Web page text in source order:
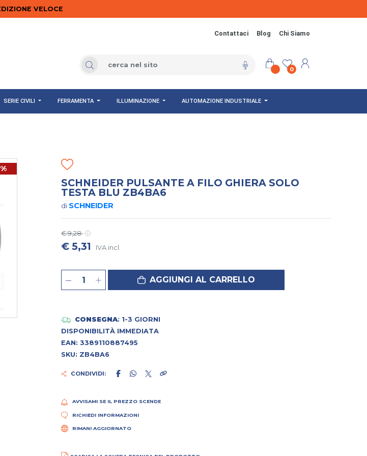
VELOCE
Contattaci Blog Chi Siamo
0
SERIE CIVILI FERRAMENTA ILLUMINAZIONE AUTOMAZIONE INDUSTRIALE
SCHNEIDER PULSANTE A FILO GHIERA SOLO
TESTA BLU ZB4BA6
di SCHNEIDER
€ 9,28
€ 5,31 IVA incl.
AGGIUNGI AL CARRELLO
CONSEGNA: 1-3 GIORNI
DISPONIBILITÀ IMMEDIATA
EAN: 3389110887495
SKU: ZB4BA6
CONDIVIDI:
AVVISAMI SE IL PREZZO SCENDE
RICHIEDI INFORMAZIONI
RIMANI AGGIORNATO